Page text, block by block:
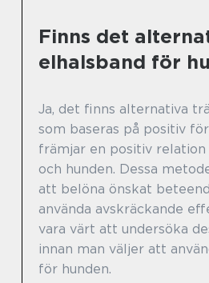
Finns det
elhalsband för
Ja, det finns alternativa
som baseras på positiv
främjar en positiv relation
och hunden. Dessa
att belöna önskat
använda avskräckande
vara värt att undersöka
innan man väljer att
för hunden.